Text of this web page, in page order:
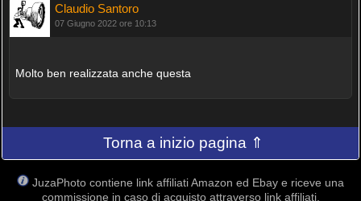
Claudio Santoro
07 Giugno 2022 ore 10:13
Molto ben realizzata anche questa
Torna a inizio pagina ⇑
JuzaPhoto contiene link affiliati Amazon ed Ebay e riceve una
commissione in caso di acquisto attraverso link affiliati.